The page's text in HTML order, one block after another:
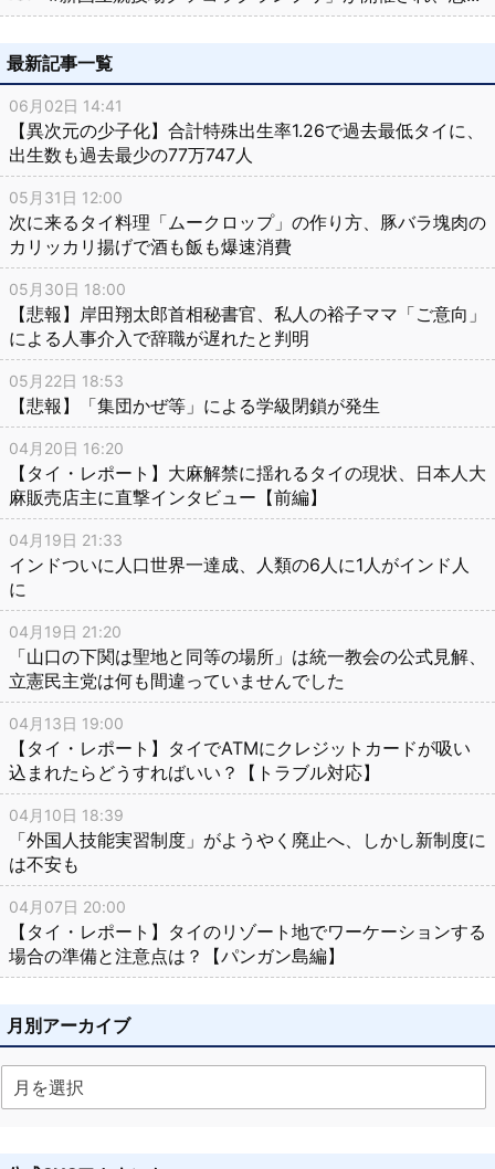
最新記事一覧
06月02日 14:41
【異次元の少子化】合計特殊出生率1.26で過去最低タイに、
出生数も過去最少の77万747人
05月31日 12:00
次に来るタイ料理「ムークロップ」の作り方、豚バラ塊肉の
カリッカリ揚げで酒も飯も爆速消費
05月30日 18:00
【悲報】岸田翔太郎首相秘書官、私人の裕子ママ「ご意向」
による人事介入で辞職が遅れたと判明
05月22日 18:53
【悲報】「集団かぜ等」による学級閉鎖が発生
04月20日 16:20
【タイ・レポート】大麻解禁に揺れるタイの現状、日本人大
麻販売店主に直撃インタビュー【前編】
04月19日 21:33
インドついに人口世界一達成、人類の6人に1人がインド人
に
04月19日 21:20
「山口の下関は聖地と同等の場所」は統一教会の公式見解、
立憲民主党は何も間違っていませんでした
04月13日 19:00
【タイ・レポート】タイでATMにクレジットカードが吸い
込まれたらどうすればいい？【トラブル対応】
04月10日 18:39
「外国人技能実習制度」がようやく廃止へ、しかし新制度に
は不安も
04月07日 20:00
【タイ・レポート】タイのリゾート地でワーケーションする
場合の準備と注意点は？【パンガン島編】
月別アーカイブ